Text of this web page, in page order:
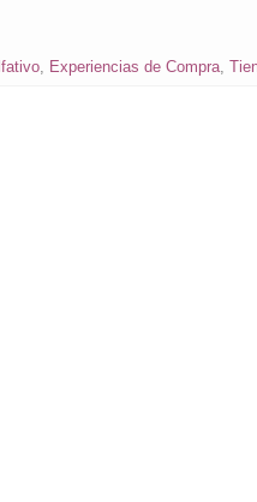
Experiencias de Compra